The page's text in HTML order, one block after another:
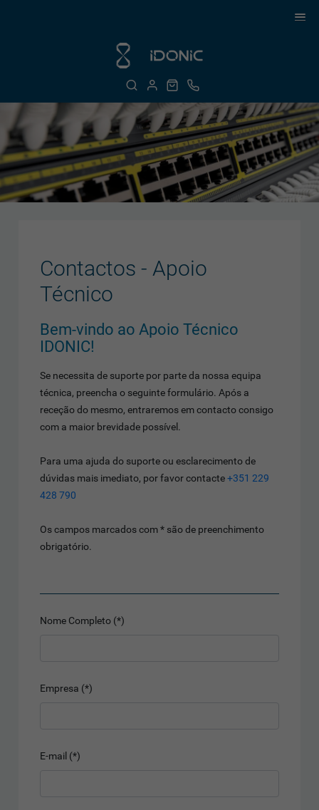
Contactos - Apoio
Técnico
Bem-vindo ao Apoio Técnico
IDONIC!
Se necessita de suporte por parte da nossa equipa
técnica, preencha o seguinte formulário. Após a
receção do mesmo, entraremos em contacto consigo
com a maior brevidade possível.
Para uma ajuda do suporte ou esclarecimento de
dúvidas mais imediato, por favor contacte+351 229
428 790
Os campos marcados com * são de preenchimento
obrigatório.
Nome Completo (*)
Empresa (*)
E-mail (*)